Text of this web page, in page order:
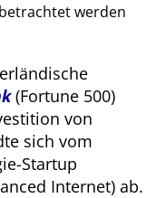
werden
(Fortune 500)
von
sich vom
Startup
Internet) ab.